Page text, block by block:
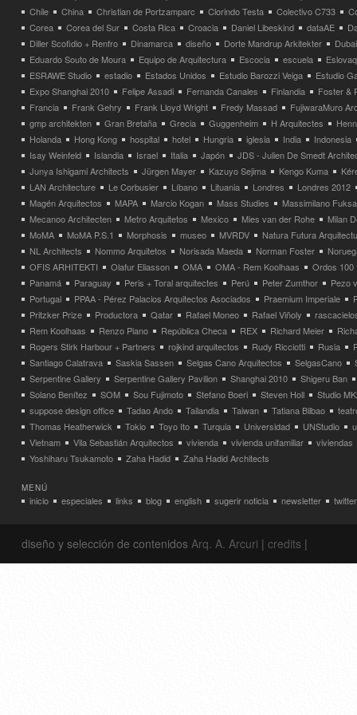
Chile
China Christian de Portzamparc Clorindo Testa Colectivo C733
Corea
Corea del Sur Costa Rica Croacia Daniel Libeskind dataAE
Diller Scofidio + Renfro
Dinamarca diseño Dorte Mandrup Arkitekter
Dubai
Eduardo Souto de Moura
Equipo de Arquitectura Escocia escuela
ESRAWE Studio
estadio Estados Unidos Estudio Barozzi Veiga
Estudio
Expo Shanghai 2010
Felipe Assadi Fernanda Canales Finlandia
Foster &
Francia
Frank Gehry Frank Lloyd Wright Fredy Massad
FujiwaraMuro
gmp architekten
Gran Bretaña Grecia Guggenheim H Arquitectes
Holanda
Hong Kong hospital hotel Hungria iglesia India
Indonesia
Isay Weinfeld
Islandia Israel Italia Japón
JDS - Julien De Smedt
Junya Ishigami Architects
Jürgen Mayer Kazuyo Sejima Kengo Kuma
LAN Architecture
Le Corbusier Líbano Lituania Londres
Londres 2012
Magén Arquitectos
MAPA Marcio Kogan Mass Studies
Massimilano
Mecanoo Architecten
Metro Arquitetos Mexico Mies van der Rohe
Milan
MoMA
MoMA P.S.1 Morphosis museo MVRDV
Natura Futura
NL Architects
Nommo Arquitetos Norisada Maeda Norman Foster
OFIS ARHITEKTI
Olafur Eliasson OMA OMA - Rem Koolhaas
Ordos 100
Panamá
Paraguay Peris + Toral arquitectes Perú Peter Zumthor
Pezo
Portugal
PPAA - Pérez Palacios Arquitectos Asociados Praemium Imperiale
Pritzker Prize
Productora Qatar Rafael Moneo Rafael Viñoly
Rem Koolhaas
Renzo Piano República Checa REX Richard Meier
Rogers Stirk Harbour + Partners
rojkind arquitectos Rudy Ricciotti Rusia
Santiago Calatrava
Saskia Sassen Selgas Cano Arquitectos SelgasCano
Serpentine Gallery
Serpentine Gallery Pavilion Shanghai 2010
Shigeru Ban
Solano Benítez
SOM Sou Fujimoto Stefano Boeri Steven Holl
Studio
suppose design office
Tadao Ando Tailandia Taiwan Tatiana Bilbao
Thomas Heatherwick
Tokio Toyo Ito Turquia Universidad UNStudio
Vietnam
Vila Sebastián Arquitectos vivienda vivienda unifamiliar
viviendas
Yoshiharu Tsukamoto
Zaha Hadid Zaha Hadid Architects
MENÚ
inicio especiales links blog english sugerir noticia newsletter twitter
diseño y selección de contenidos Arq. A. Arcuri | credits |